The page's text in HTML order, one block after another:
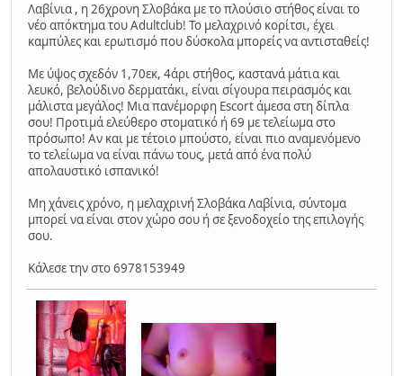
Λαβίνια , η 26χρονη Σλοβάκα με το πλούσιο στήθος είναι το
νέο απόκτημα του Adultclub! Το μελαχρινό κορίτσι, έχει
καμπύλες και ερωτισμό που δύσκολα μπορείς να αντισταθείς!
Με ύψος σχεδόν 1,70εκ, 4άρι στήθος, καστανά μάτια και
λευκό, βελούδινο δερματάκι, είναι σίγουρα πειρασμός και
μάλιστα μεγάλος! Μια πανέμορφη Escort άμεσα στη δίπλα
σου! Προτιμά ελεύθερο στοματικό ή 69 με τελείωμα στο
πρόσωπο! Αν και με τέτοιο μπούστο, είναι πιο αναμενόμενο
το τελείωμα να είναι πάνω τους, μετά από ένα πολύ
απολαυστικό ισπανικό!
Μη χάνεις χρόνο, η μελαχρινή Σλοβάκα Λαβίνια, σύντομα
μπορεί να είναι στον χώρο σου ή σε ξενοδοχείο της επιλογής
σου.
Κάλεσε την στο 6978153949